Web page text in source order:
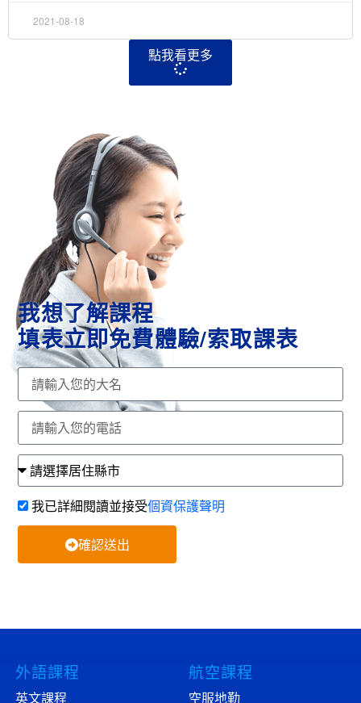
2021-08-18
點我看更多
我想了解課程
填表立即免費體驗/索取課表
我已詳細閱讀並接受個資保護聲明
確認送出
外語課程
英文課程
航空課程
空服地勤